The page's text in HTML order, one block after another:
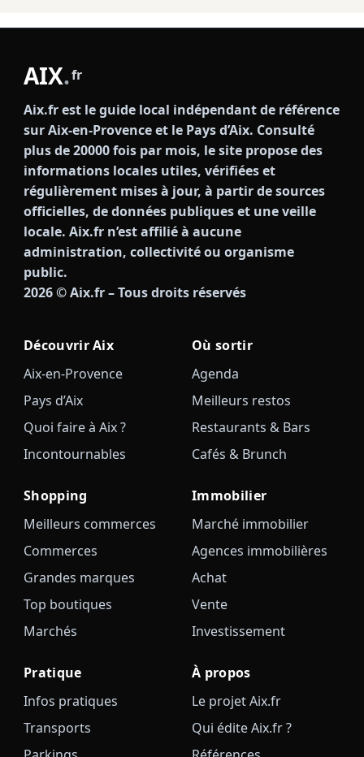
AIX.fr
Aix.fr est le guide local indépendant de référence
sur Aix-en-Provence et le Pays d’Aix. Consulté
plus de 20000 fois par mois, le site propose des
informations locales utiles, vérifiées et
régulièrement mises à jour, à partir de sources
officielles, de données publiques et une veille
locale. Aix.fr n’est affilié à aucune
administration, collectivité ou organisme
public.
2026© Aix.fr – Tous droits réservés
Découvrir Aix
Aix-en-Provence
Pays d’Aix
Quoi faire à Aix ?
Incontournables
Où sortir
Agenda
Meilleurs restos
Restaurants & Bars
Cafés & Brunch
Shopping
Meilleurs commerces
Commerces
Grandes marques
Top boutiques
Marchés
Immobilier
Marché immobilier
Agences immobilières
Achat
Vente
Investissement
Pratique
Infos pratiques
Transports
À propos
Le projet Aix.fr
Qui édite Aix.fr ?